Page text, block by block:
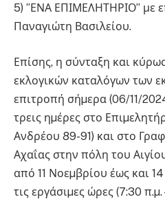
5) ‘’ΕΝΑ ΕΠΙΜΕΛΗΤΗΡΙΟ’’ με
Παναγιώτη Βασιλείου.
Επίσης, η σύνταξη και
εκλογικών καταλόγων των
επιτροπή σήµερα (06/11/
τρεις ηµέρες στο
Ανδρέου 89-91) και στο
Αχαΐας στην πόλη του
από 11 Νοεµβρίου έως και
τις εργάσιµες ώρες (7:30 π.µ.